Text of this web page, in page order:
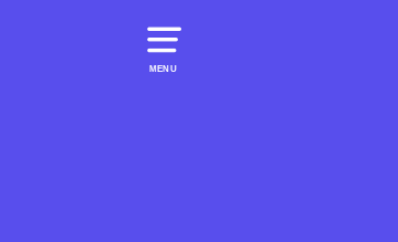
MENU